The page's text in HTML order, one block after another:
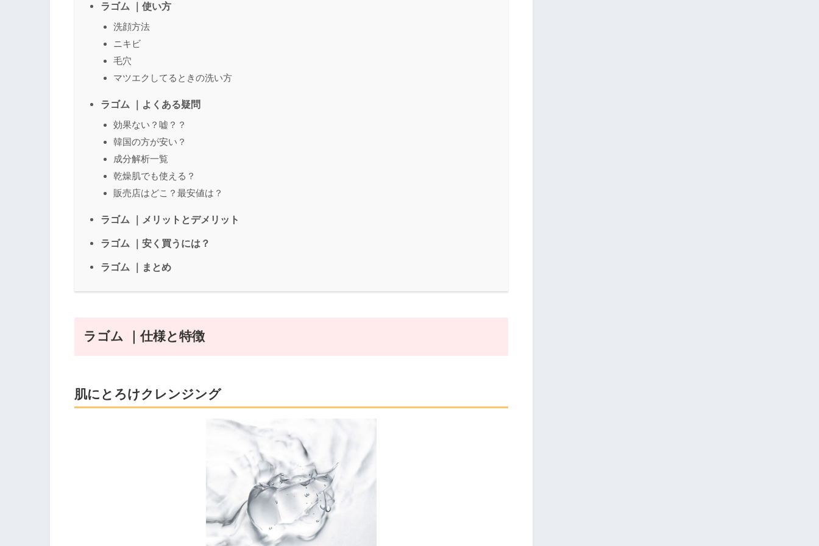
ラゴム ｜使い方
洗顔方法
ニキビ
毛穴
マツエクしてるときの洗い方
ラゴム ｜よくある疑問
効果ない？嘘？？
韓国の方が安い？
成分解析一覧
乾燥肌でも使える？
販売店はどこ？最安値は？
ラゴム ｜メリットとデメリット
ラゴム ｜安く買うには？
ラゴム ｜まとめ
ラゴム ｜仕様と特徴
肌にとろけクレンジング